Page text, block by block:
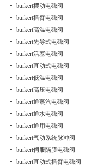
burkert摆动电磁阀
burkert摇臂电磁阀
burkert高温电磁阀
burkert先导式电磁阀
burkert活塞电磁阀
burkert直动式电磁阀
burkert低温电磁阀
burkert高压电磁阀
burkert通蒸汽电磁阀
burkert通水电磁阀
burkert通用电磁阀
burkert气动系统脉冲阀
burkert伺服隔膜电磁阀
burkert直动式摇臂电磁阀